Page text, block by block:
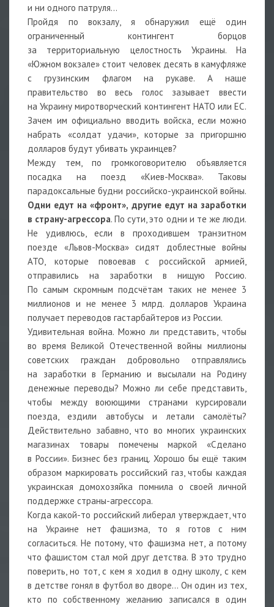
и ни одного патруля…
Пройдя по вокзалу, я обнаружил ещё один
ограниченный контингент борцов
за территориальную целостность Украины. На
«Южном вокзале» стоит человек десять в камуфляже
с грузинским флагом на рукаве. А наше
правительство во весь голос зазывает ввести
на Украину миротворческий контингент НАТО или ЕС.
Зачем им официально вводить войска, если можно
набрать «солдат удачи», которые за пригоршню
долларов будут убивать украинцев?
Между тем, по громкоговорителю объявляется
посадка на поезд «Киев-Москва». Таковы
парадоксальные будни российско-украинской войны.
Одни едут на «фронт», другие едут на заработки
в страну-агрессора. По сути, это одни и те же люди.
Не удивлюсь, если в проходившем транзитном
поезде «Львов-Москва» сидят доблестные войны
АТО, которые повоевав с российской армией,
отправились на заработки в нищую Россию.
По самым скромным подсчётам таких не менее 3
миллионов и не менее 3 млрд. долларов Украина
получает переводов гастарбайтеров из России.
Удивительная война. Можно ли представить, чтобы
во время Великой Отечественной войны миллионы
советских граждан добровольно отправлялись
на заработки в Германию и высылали на Родину
денежные переводы? Можно ли себе представить,
чтобы между воюющими странами курсировали
поезда, ездили автобусы и летали самолёты?
Действительно забавно, что во многих украинских
магазинах товары помечены маркой «Сделано
в России». Бизнес без границ. Хорошо бы ещё таким
образом маркировать российский газ, чтобы каждая
украинская домохозяйка помнила о своей личной
поддержке страны-агрессора.
Когда какой-то российский либерал утверждает, что
на Украине нет фашизма, то я готов с ним
согласиться. Не потому, что фашизма нет, а потому
что фашистом стал мой друг детства. В это трудно
поверить, но тот, с кем я ходил в одну школу, с кем
в детстве гонял в футбол во дворе… Он один из тех,
кто по собственному желанию записался в один